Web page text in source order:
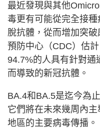
最近發現與其他
毒更有可能從完全接
脫抗體，從而增加突
預防中心（CDC）估
94.7%的人具有針對通
而導致的新冠抗體。
BA.4和BA.5是迄今為
它們將在未來幾周內
地區的主要病毒傳播。